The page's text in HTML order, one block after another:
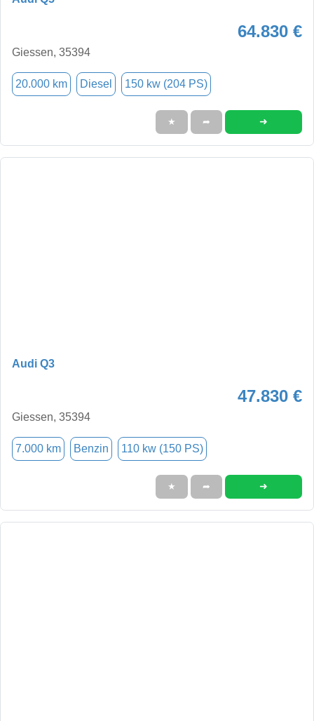
64.830 €
Giessen, 35394
20.000 km Diesel 150 kw (204 PS)
★ ➦ ➜
Audi Q3
47.830 €
Giessen, 35394
7.000 km Benzin 110 kw (150 PS)
★ ➦ ➜